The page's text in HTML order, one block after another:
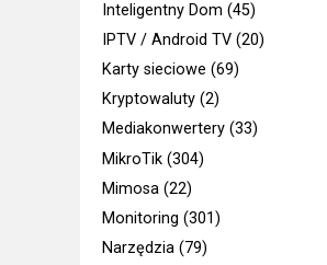
Inteligentny Dom (45)
IPTV / Android TV (20)
Karty sieciowe (69)
Kryptowaluty (2)
Mediakonwertery (33)
MikroTik (304)
Mimosa (22)
Monitoring (301)
Narzędzia (79)